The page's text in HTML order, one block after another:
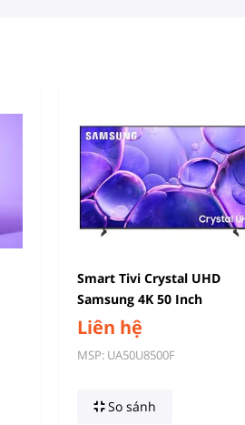
Smart Tivi Crystal UHD
Samsung 4K 50 Inch
UA50U8500F
Liên hệ
MSP: UA50U8500F
So sánh